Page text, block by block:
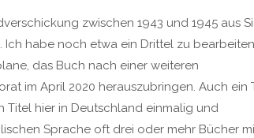
zwischen 1943 und 1945 aus
habe noch etwa ein Drittel zu
das Buch nach einer weiteren
im April 2020 herauszubringen. Auch ein
Titel hier in Deutschland einmalig und
Sprache oft drei oder mehr Bücher